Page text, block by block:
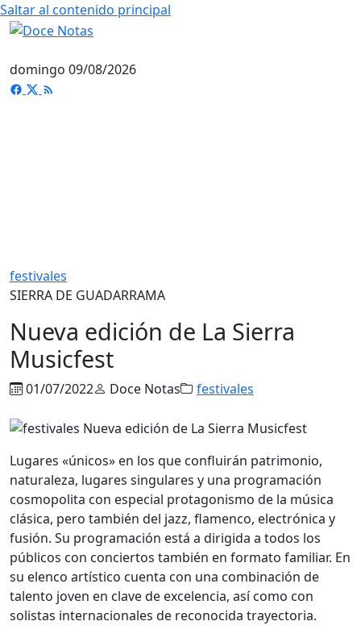
Saltar al contenido principal
domingo 09/08/2026
festivales
SIERRA DE GUADARRAMA
Nueva edición de La Sierra
Musicfest
01/07/2022 Doce Notas festivales
Lugares «únicos» en los que confluirán patrimonio,
naturaleza, lugares singulares y una programación
cosmopolita con especial protagonismo de la música
clásica, pero también del jazz, flamenco, electrónica y
fusión. Su programación está a dirigida a todos los
públicos con conciertos también en formato familiar. En
su elenco artístico cuenta con una combinación de
talento joven en clave de excelencia, así como con
solistas internacionales de reconocida trayectoria.